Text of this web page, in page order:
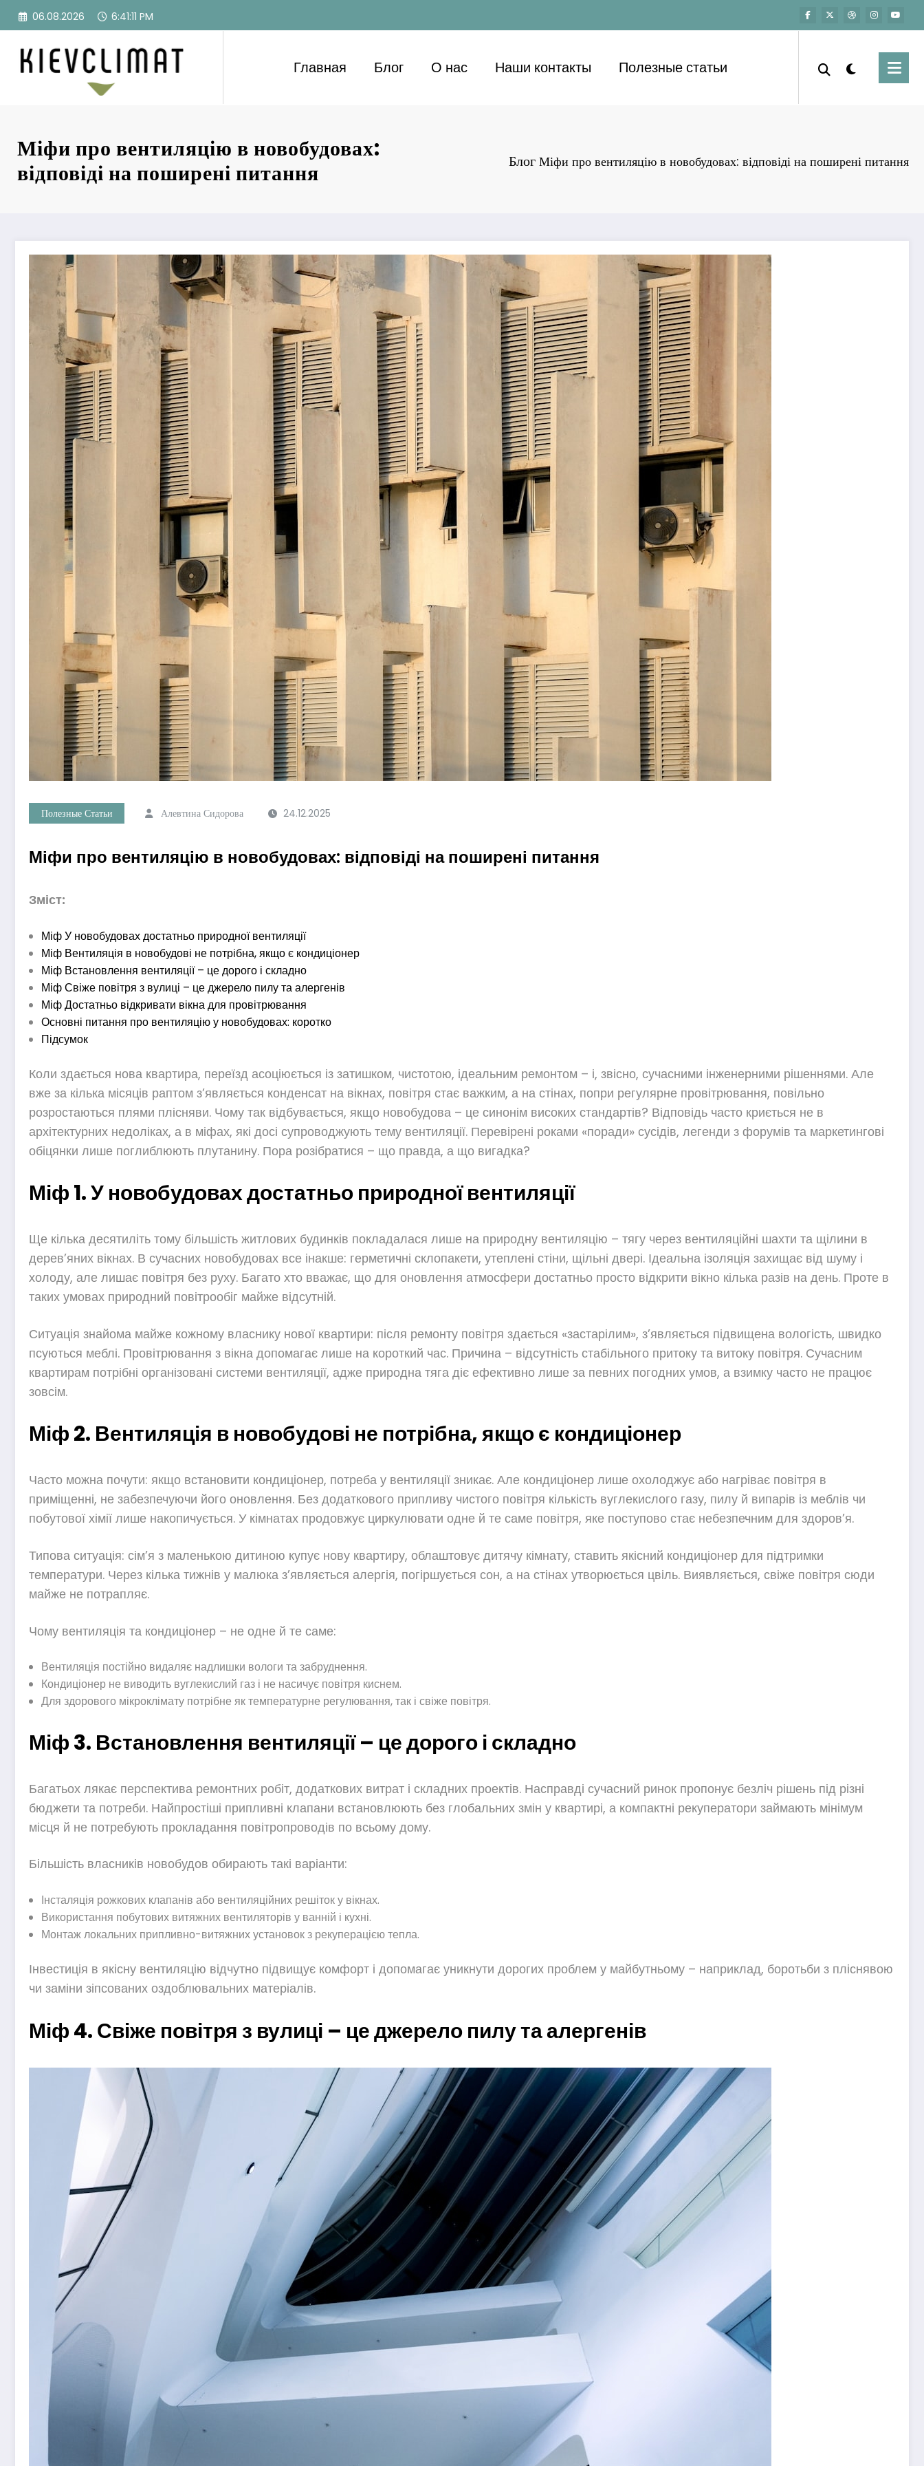
Перейти
06.08.2026 6:41:12 PM
Главная Блог О нас Наши контакты Полезные статьи
Міфи про вентиляцію в новобудовах:
відповіді на поширені питання
Блог Міфи про вентиляцію в новобудовах: відповіді на поширені питання
Полезные Статьи Алевтина Сидорова 24.12.2025
Міфи про вентиляцію в новобудовах: відповіді на поширені питання
Зміст:
Міф У новобудовах достатньо природної вентиляції
Міф Вентиляція в новобудові не потрібна, якщо є кондиціонер
Міф Встановлення вентиляції – це дорого і складно
Міф Свіже повітря з вулиці – це джерело пилу та алергенів
Міф Достатньо відкривати вікна для провітрювання
Основні питання про вентиляцію у новобудовах: коротко
Підсумок
Коли здається нова квартира, переїзд асоціюється із затишком, чистотою, ідеальним ремонтом – і, звісно, сучасними інженерними рішеннями. Але
вже за кілька місяців раптом з’являється конденсат на вікнах, повітря стає важким, а на стінах, попри регулярне провітрювання, повільно
розростаються плями плісняви. Чому так відбувається, якщо новобудова – це синонім високих стандартів? Відповідь часто криється не в
архітектурних недоліках, а в міфах, які досі супроводжують тему вентиляції. Перевірені роками «поради» сусідів, легенди з форумів та маркетингові
обіцянки лише поглиблюють плутанину. Пора розібратися – що правда, а що вигадка?
Міф 1. У новобудовах достатньо природної вентиляції
Ще кілька десятиліть тому більшість житлових будинків покладалася лише на природну вентиляцію – тягу через вентиляційні шахти та щілини в
дерев’яних вікнах. В сучасних новобудовах все інакше: герметичні склопакети, утеплені стіни, щільні двері. Ідеальна ізоляція захищає від шуму і
холоду, але лишає повітря без руху. Багато хто вважає, що для оновлення атмосфери достатньо просто відкрити вікно кілька разів на день. Проте в
таких умовах природний повітрообіг майже відсутній.
Ситуація знайома майже кожному власнику нової квартири: після ремонту повітря здається «застарілим», з’являється підвищена вологість, швидко
псуються меблі. Провітрювання з вікна допомагає лише на короткий час. Причина – відсутність стабільного притоку та витоку повітря. Сучасним
квартирам потрібні організовані системи вентиляції, адже природна тяга діє ефективно лише за певних погодних умов, а взимку часто не працює
зовсім.
Міф 2. Вентиляція в новобудові не потрібна, якщо є кондиціонер
Часто можна почути: якщо встановити кондиціонер, потреба у вентиляції зникає. Але кондиціонер лише охолоджує або нагріває повітря в
приміщенні, не забезпечуючи його оновлення. Без додаткового припливу чистого повітря кількість вуглекислого газу, пилу й випарів із меблів чи
побутової хімії лише накопичується. У кімнатах продовжує циркулювати одне й те саме повітря, яке поступово стає небезпечним для здоров’я.
Типова ситуація: сім’я з маленькою дитиною купує нову квартиру, облаштовує дитячу кімнату, ставить якісний кондиціонер для підтримки
температури. Через кілька тижнів у малюка з’являється алергія, погіршується сон, а на стінах утворюється цвіль. Виявляється, свіже повітря сюди
майже не потрапляє.
Чому вентиляція та кондиціонер – не одне й те саме:
Вентиляція постійно видаляє надлишки вологи та забруднення.
Кондиціонер не виводить вуглекислий газ і не насичує повітря киснем.
Для здорового мікроклімату потрібне як температурне регулювання, так і свіже повітря.
Міф 3. Встановлення вентиляції – це дорого і складно
Багатьох лякає перспектива ремонтних робіт, додаткових витрат і складних проектів. Насправді сучасний ринок пропонує безліч рішень під різні
бюджети та потреби. Найпростіші припливні клапани встановлюють без глобальних змін у квартирі, а компактні рекуператори займають мінімум
місця й не потребують прокладання повітропроводів по всьому дому.
Більшість власників новобудов обирають такі варіанти:
Інсталяція рожкових клапанів або вентиляційних решіток у вікнах.
Використання побутових витяжних вентиляторів у ванній і кухні.
Монтаж локальних припливно-витяжних установок з рекуперацією тепла.
Інвестиція в якісну вентиляцію відчутно підвищує комфорт і допомагає уникнути дорогих проблем у майбутньому – наприклад, боротьби з пліснявою
чи заміни зіпсованих оздоблювальних матеріалів.
Міф 4. Свіже повітря з вулиці – це джерело пилу та алергенів